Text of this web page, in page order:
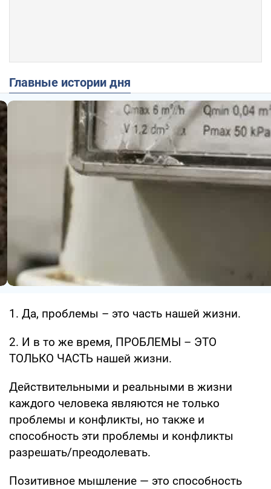
Главные истории дня
1. Да, проблемы – это часть нашей жизни.
2. И в то же время, ПРОБЛЕМЫ – ЭТО
ТОЛЬКО ЧАСТЬ нашей жизни.
Действительными и реальными в жизни
каждого человека являются не только
проблемы и конфликты, но также и
способность эти проблемы и конфликты
разрешать/преодолевать.
Позитивное мышление — это способность